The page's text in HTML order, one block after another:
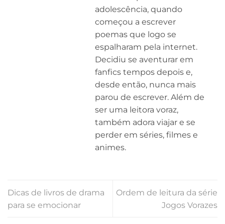
adolescência, quando
começou a escrever
poemas que logo se
espalharam pela internet.
Decidiu se aventurar em
fanfics tempos depois e,
desde então, nunca mais
parou de escrever. Além de
ser uma leitora voraz,
também adora viajar e se
perder em séries, filmes e
animes.
Dicas de livros de drama
para se emocionar
Ordem de leitura da série
Jogos Vorazes